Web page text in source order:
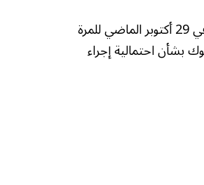
وخفض البنك الاحتياطي الفيدرالي الأمريكي أسعار الفائدة بمقدار 25 نقطة أساس في 29 أكتوبر الماضي للمرة
بشأن احتمالية إجراء